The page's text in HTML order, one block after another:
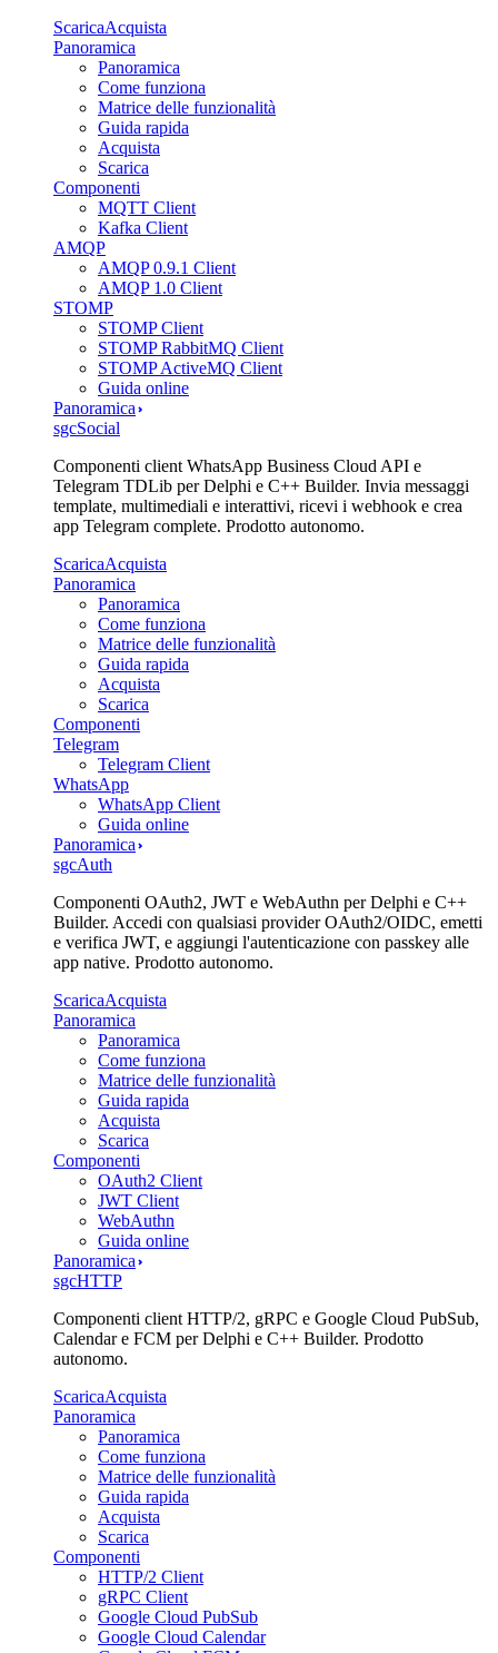
ScaricaAcquista
Panoramica
Panoramica
Come funziona
Matrice delle funzionalità
Guida rapida
Acquista
Scarica
Componenti
MQTT Client
Kafka Client
AMQP
AMQP 0.9.1 Client
AMQP 1.0 Client
STOMP
STOMP Client
STOMP RabbitMQ Client
STOMP ActiveMQ Client
Guida online
Panoramica
sgcSocial
Componenti client WhatsApp Business Cloud API e
Telegram TDLib per Delphi e C++ Builder. Invia messaggi
template, multimediali e interattivi, ricevi i webhook e crea
app Telegram complete. Prodotto autonomo.
ScaricaAcquista
Panoramica
Panoramica
Come funziona
Matrice delle funzionalità
Guida rapida
Acquista
Scarica
Componenti
Telegram
Telegram Client
WhatsApp
WhatsApp Client
Guida online
Panoramica
sgcAuth
Componenti OAuth2, JWT e WebAuthn per Delphi e C++
Builder. Accedi con qualsiasi provider OAuth2/OIDC, emetti
e verifica JWT, e aggiungi l'autenticazione con passkey alle
app native. Prodotto autonomo.
ScaricaAcquista
Panoramica
Panoramica
Come funziona
Matrice delle funzionalità
Guida rapida
Acquista
Scarica
Componenti
OAuth2 Client
JWT Client
WebAuthn
Guida online
Panoramica
sgcHTTP
Componenti client HTTP/2, gRPC e Google Cloud PubSub,
Calendar e FCM per Delphi e C++ Builder. Prodotto
autonomo.
ScaricaAcquista
Panoramica
Panoramica
Come funziona
Matrice delle funzionalità
Guida rapida
Acquista
Scarica
Componenti
HTTP/2 Client
gRPC Client
Google Cloud PubSub
Google Cloud Calendar